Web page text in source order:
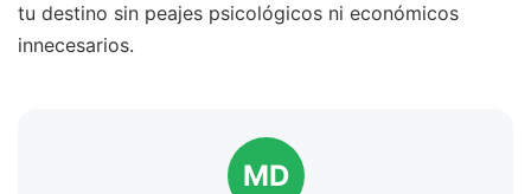
tu destino sin peajes psicológicos ni económicos
innecesarios.
MD